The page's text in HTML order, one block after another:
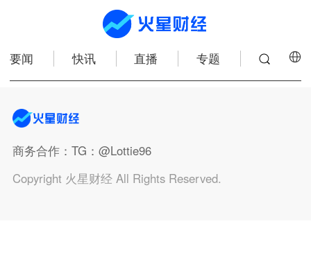
要闻 快讯 直播 专题
商务合作：TG：@Lottie96
Copyright 火星财经 All Rights Reserved.